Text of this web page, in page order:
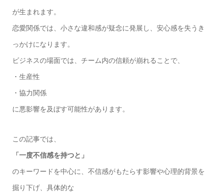
が生まれます。
恋愛関係では、小さな違和感が疑念に発展し、安心感を失うき
っかけになります。
ビジネスの場面では、チーム内の信頼が崩れることで、
・生産性
・協力関係
に悪影響を及ぼす可能性があります。
この記事では、
「一度不信感を持つと」
のキーワードを中心に、不信感がもたらす影響や心理的背景を
掘り下げ、具体的な